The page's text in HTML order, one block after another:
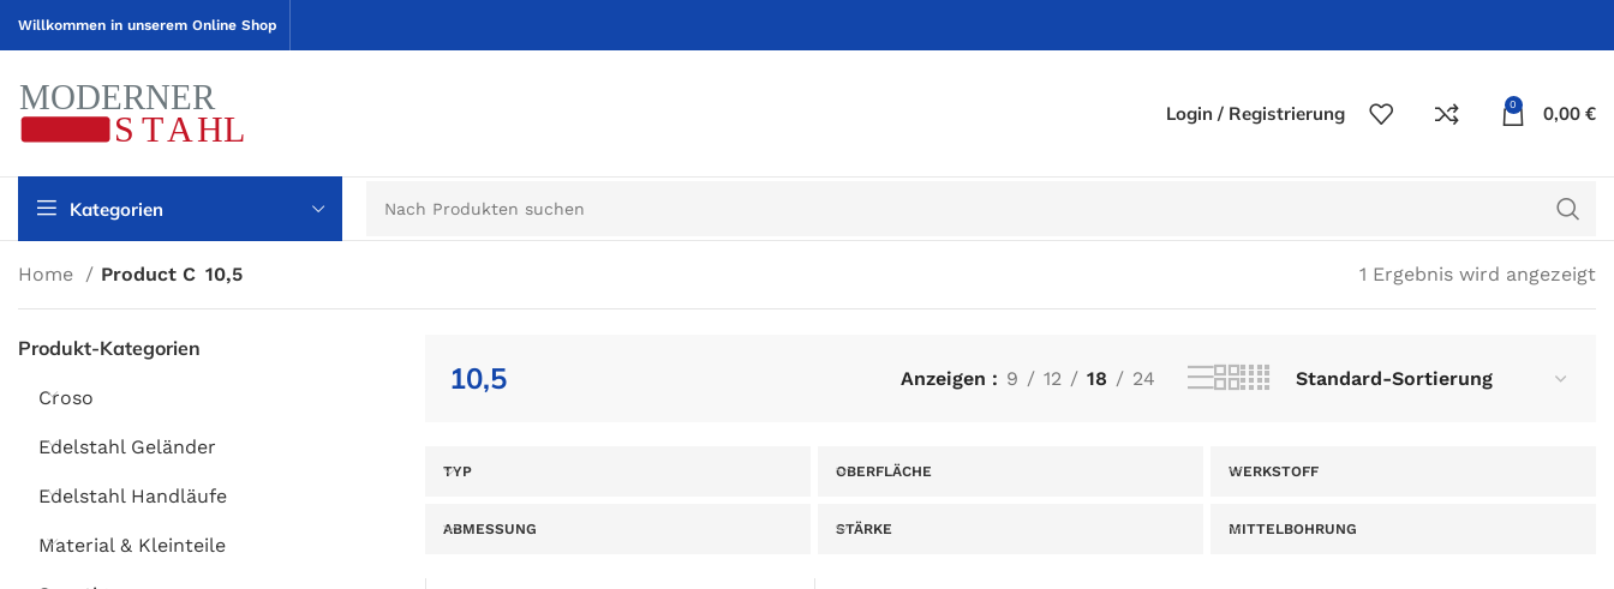
Willkommen in unserem Online Shop
Login / Registrierung 0 0,00 €
Kategorien
Home Product C 10,5 1 Ergebnis wird angezeigt
Produkt-Kategorien
Croso
Edelstahl Geländer
Edelstahl Handläufe
Material & Kleinteile
10,5 Anzeigen 9 12 18 24
TYP OBERFLÄCHE WERKSTOFF
ABMESSUNG STÄRKE MITTELBOHRUNG